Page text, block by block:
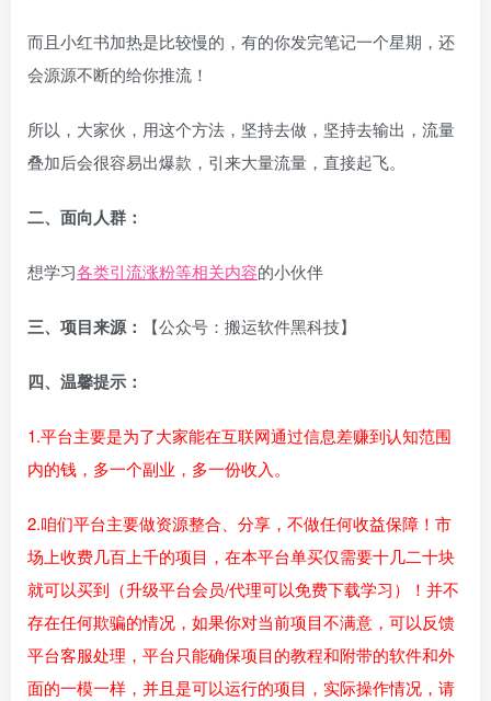
而且小红书加热是比较慢的，有的你发完笔记一个星期，还
会源源不断的给你推流！
所以，大家伙，用这个方法，坚持去做，坚持去输出，流量
叠加后会很容易出爆款，引来大量流量，直接起飞。
二、面向人群：
想学习各类引流涨粉等相关内容的小伙伴
三、项目来源： 【公众号：搬运软件黑科技】
四、温馨提示：
1.平台主要是为了大家能在互联网通过信息差赚到认知范围
内的钱，多一个副业，多一份收入。
2.咱们平台主要做资源整合、分享，不做任何收益保障！市
场上收费几百上千的项目，在本平台单买仅需要十几二十块
就可以买到（升级平台会员/代理可以免费下载学习）！并不
存在任何欺骗的情况，如果你对当前项目不满意，可以反馈
平台客服处理，平台只能确保项目的教程和附带的软件和外
面的一模一样，并且是可以运行的项目，实际操作情况，请